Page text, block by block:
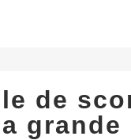
de
grande